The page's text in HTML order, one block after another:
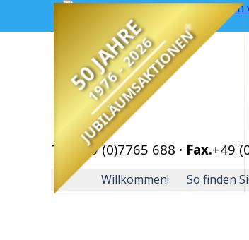
50 JAHRE
1976 - 2026
JUBILÄUMSAKTIONEN
Direkt zum Seiteninhalt
Tel. +49 (0)7765 688 · Fax.+49
Willkommen! So finden